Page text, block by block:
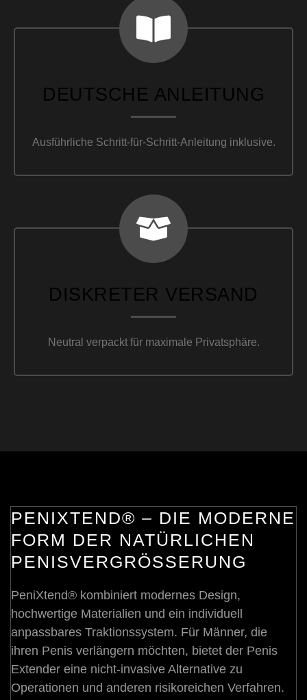
DEUTSCHE ANLEITUNG
Ausführliche Schritt-für-Schritt-Anleitung inklusive.
DISKRETER VERSAND
Neutral verpackt für maximale Privatsphäre.
PENIXTEND® – DIE MODERNE
FORM DER NATÜRLICHEN
PENISVERGRÖSSERUNG
PeniXtend® kombiniert modernes Design,
hochwertige Materialien und ein individuell
anpassbares Traktionssystem. Für Männer, die
ihren Penis verlängern möchten, bietet der Penis
Extender eine nicht-invasive Alternative zu
Operationen und anderen risikoreichen Verfahren.